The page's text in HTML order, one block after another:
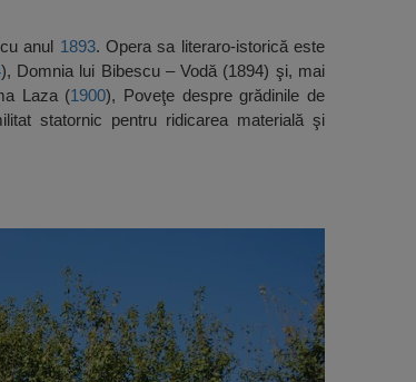
anul 1893. Opera sa literaro-istorică este
), Domnia lui Bibescu – Vodă (1894) şi, mai
Laza (1900), Poveţe despre grădinile de
statornic pentru ridicarea materială şi